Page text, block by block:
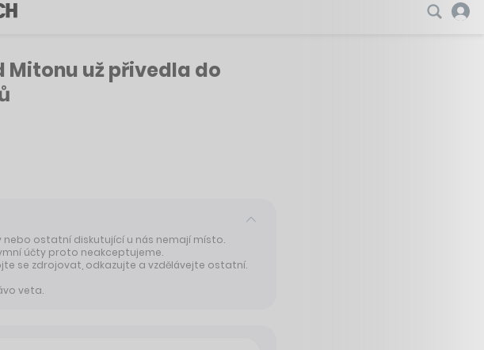
Mitonu už přivedla do
nebo ostatní diskutující u nás nemají místo.
účty proto neakceptujeme.
se zdrojovat, odkazujte a vzdělávejte ostatní.
veta.